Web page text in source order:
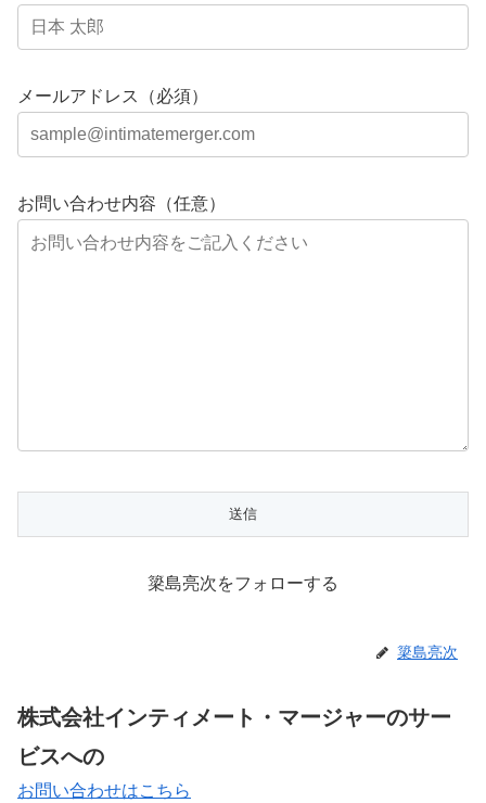
メールアドレス（必須）
お問い合わせ内容（任意）
簗島亮次をフォローする
簗島亮次
株式会社インティメート・マージャーのサー
ビスへの
お問い合わせはこちら